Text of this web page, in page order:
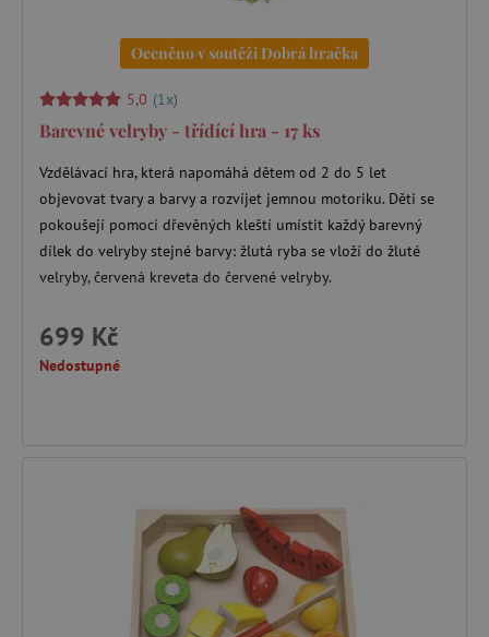
Oceněno v soutěži Dobrá hračka
5,0 (1x)
Barevné velryby - třídící hra - 17 ks
Vzdělávací hra, která napomáhá dětem od 2 do 5 let
objevovat tvary a barvy a rozvíjet jemnou motoriku. Děti se
pokoušejí pomocí dřevěných kleští umístit každý barevný
dílek do velryby stejné barvy: žlutá ryba se vloží do žluté
velryby, červená kreveta do červené velryby.
699 Kč
Nedostupné